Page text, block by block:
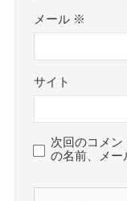
メール ※
サイト
次回のコメン
の名前、メー